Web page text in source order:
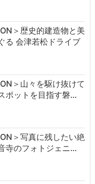
＞歴史的建造物と美
る 会津若松ドライブ
＞山々を駆け抜けて
ポットを目指す磐…
＞写真に残したい絶
寺のフォトジェニ…